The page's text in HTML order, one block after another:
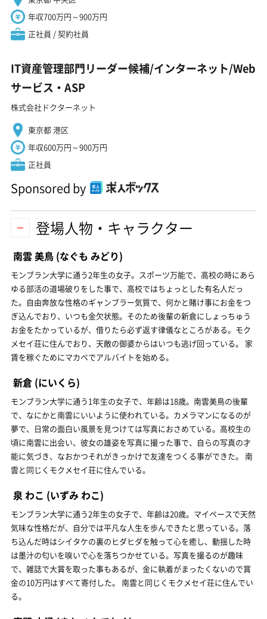
年収700万円～900万円
正社員 / 契約社員
IT資産管理部門リーダー候補/インターネット/Web
サービス・ASP
株式会社ドクターネット
東京都 港区
年収600万円～900万円
正社員
Sponsored by
登場人物・キャラクター
南雲 美鳥 (なぐも みどり)
モンブラン大学に通う2年生の女子。スポーツ万能で、高校の時にあら
ゆる部活の道場破りをした事で、高校ではちょっとした有名人だっ
た。自由奔放な性格のギャンブラー気質で、何かと賭け事にお金をつ
ぎ込んでおり、いつも金欠状態。そのため後輩の新倉にしょっちゅう
お金をたかっているが、借りたら必ず返す律儀なところがある。モク
メセイ荘に住んでおり、天敵の御婆からはいつも逃げ回っている。 家
賃を稼ぐためにマカベでアルバイトを始める。
新倉 (にいくら)
モンブラン大学に通う1年生の女子で、年齢は18歳。南雲美鳥の後輩
で、なにかと南雲にいいように使われている。カメラマンになるのが
夢で、日常の面白い風景を見つけては写真におさめている。高校生の
頃に南雲に出会い、彼女の雄姿を写真に撮った事で、自らの写真の才
能に気づき、なおかつそれがきっかけで友達をつくる事ができた。 南
雲と同じくモクメセイ荘に住んでいる。
泉 わこ (いずみ わこ)
モンブラン大学に通う2年生の女子で、年齢は20歳。マイペースで天然
気味な性格だが、自分では平凡な人生を歩んできたと思っている。落
ち込んだ時はシイタケの裏のヒダヒダを触って心を癒し、動揺した時
は墨汁の匂いを嗅いで心を落ちつかせている。写真を撮るのが趣味
で、雑誌で大賞を取った事もあるが、金に執着がまったくないので賞
金の10万円はすべて寄付した。 南雲と同じくモクメセイ荘に住んでい
る。